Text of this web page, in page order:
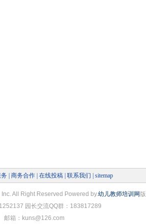
务 商务合作 在线投稿 联系我们 sitemap
Inc. All Right Reserved Powered by.幼儿教师培训网
园长交流QQ群：183817289
邮箱：kuns@126.com